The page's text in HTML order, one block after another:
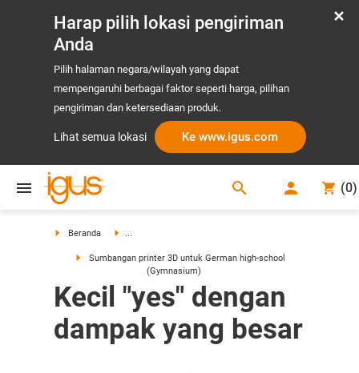
Harap pilih lokasi pengiriman
Anda
Pilih halaman negara/wilayah yang dapat
mempengaruhi berbagai faktor seperti harga, pilihan
pengiriman dan ketersediaan produk.
Lihat semua lokasi Ke www.igus.com
search (0)
Beranda ...
Sumbangan printer 3D untuk German high-school
(Gymnasium)
Kecil "yes" dengan
dampak yang besar